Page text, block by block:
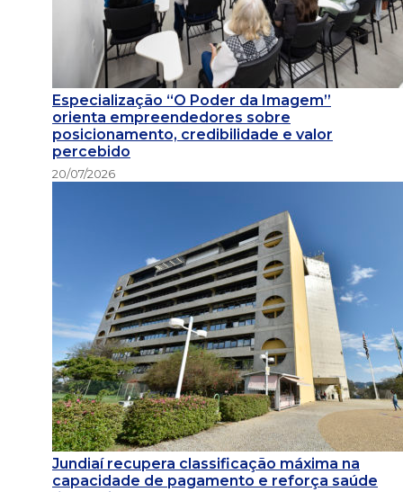
Especialização “O Poder da Imagem”
orienta empreendedores sobre
posicionamento, credibilidade e valor
percebido
20/07/2026
Jundiaí recupera classificação máxima na
capacidade de pagamento e reforça saúde